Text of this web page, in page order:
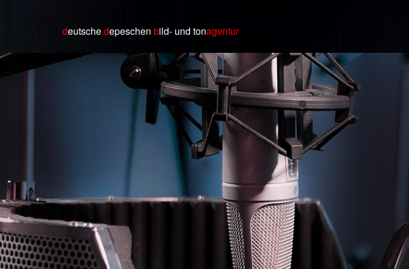
deutschedepeschen bild- und tonagentur